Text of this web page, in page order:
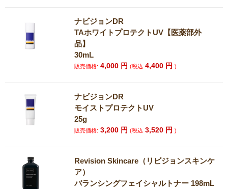
ナビジョンDR
TAホワイトプロテクトUV【医薬部外
品】
30mL
販売価格: 4,000 円(税込 4,400 円)
ナビジョンDR
モイストプロテクトUV
25g
販売価格: 3,200 円(税込 3,520 円)
Revision Skincare（リビジョンスキンケ
ア）
バランシングフェイシャルトナー 198mL